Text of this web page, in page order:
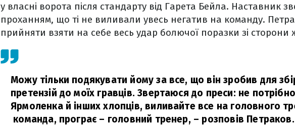
у власні ворота після стандарту від Гарета Бейла. Наставник
проханням, що ті не виливали увесь негатив на команду.
прийняти взяти на себе весь удар болючої поразки зі сторони
Можу тільки подякувати йому за все, що він зробив для
претензій до моїх гравців. Звертаюся до преси: не
Ярмоленка й інших хлопців, виливайте все на головного
команда, програє – головний тренер, – розповів Петраков.